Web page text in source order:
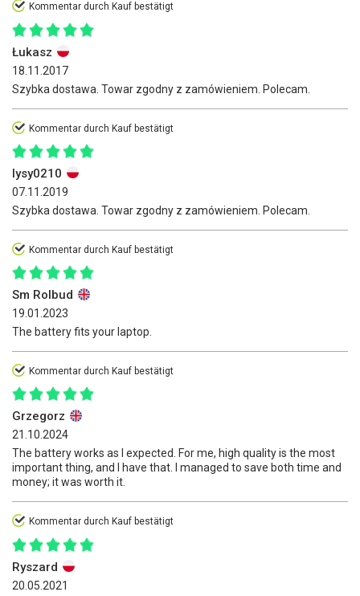
Kommentar durch Kauf bestätigt
Łukasz
18.11.2017
Szybka dostawa. Towar zgodny z zamówieniem. Polecam.
Kommentar durch Kauf bestätigt
lysy0210
07.11.2019
Szybka dostawa. Towar zgodny z zamówieniem. Polecam.
Kommentar durch Kauf bestätigt
Sm Rolbud
19.01.2023
The battery fits your laptop.
Kommentar durch Kauf bestätigt
Grzegorz
21.10.2024
The battery works as I expected. For me, high quality is the most
important thing, and I have that. I managed to save both time and
money; it was worth it.
Kommentar durch Kauf bestätigt
Ryszard
20.05.2021